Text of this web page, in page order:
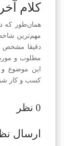
کلام آخر
همان‌طور که
مهم‌ترین
دقیقا مشخص
مطلوب و مورد
این موضوع
کسب و کار
0 نظر
ارسال